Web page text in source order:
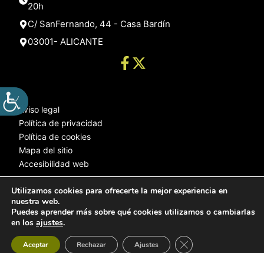
20h
C/ SanFernando, 44 - Casa Bardín
03001- ALICANTE
Aviso legal
Política de privacidad
Política de cookies
Mapa del sitio
Accesibilidad web
© 2025 Web desarrollada por el Servicio de Informática de Diputación
Utilizamos cookies para ofrecerte la mejor experiencia en
nuestra web.
Puedes aprender más sobre qué cookies utilizamos o cambiarlas
en los ajustes.
Aceptar Rechazar Ajustes Cerrar el banner de